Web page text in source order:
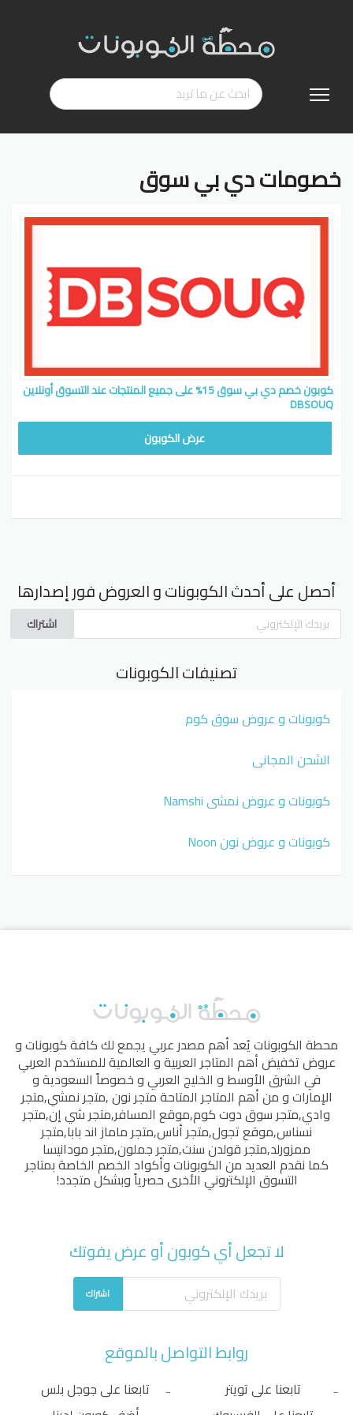
إلى
خصومات دي بي سوق
كوبون خصم دي بي سوق 15% على جميع المنتجات عند التسوق أونلاين
DBSOUQ
عرض الكوبون
أحصل على أحدث الكوبونات و العروض فور إصدارها
اشتراك
تصنيفات الكوبونات
كوبونات و عروض سوق كوم
الشحن المجاني
كوبونات و عروض نمشي Namshi
كوبونات و عروض نون Noon
محطة الكوبوناتيُعد أهم مصدر عربي يجمع لك كافة كوبونات و
عروض تخفيض أهم المتاجر العربية و العالمية للمستخدم العربي
في الشرق الأوسط و الخليج العربي و خصوصاً السعودية و
الإمارات و من أهم المتاجر المتاحةمتجر نون,متجر نمشي,متجر
وادي,متجر سوق دوت كوم,موقع المسافر,متجر شي إن,متجر
نسناس,موقع تجول,متجر أناس,متجر ماماز اند بابا,متجر
ممزورلد,متجر قولدن سنت,متجر جملون,متجر مودانيسا
كما نقدم العديد من الكوبونات وأكواد الخصم الخاصة بمتاجر
التسوق الإلكتروني الأخرى حصرياً وبشكل متجدد!
لا تجعل أي كوبون أو عرض يفوتك
اشتراك
روابط التواصل بالموقع
تابعنا على تويتر
تابعنا على جوجل بلس